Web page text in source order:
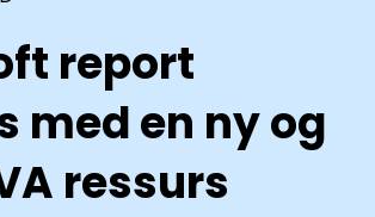
report
med en ny og
ressurs